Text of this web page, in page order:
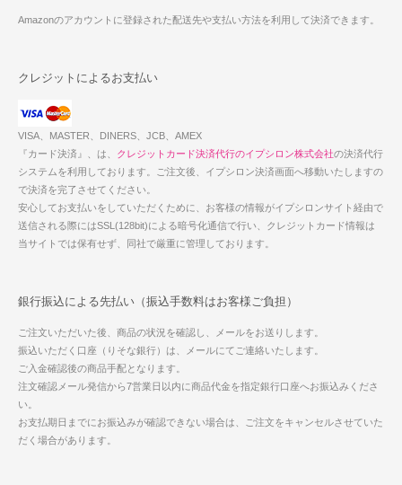
Amazonのアカウントに登録された配送先や支払い方法を利用して決済できます。
クレジットによるお支払い
VISA、MASTER、DINERS、JCB、AMEX
『カード決済』、は、 クレジットカード決済代行のイプシロン株式会社の決済代行
システムを利用しております。ご注文後、イプシロン決済画面へ移動いたしますの
で決済を完了させてください。
安心してお支払いをしていただくために、お客様の情報がイプシロンサイト経由で
送信される際にはSSL(128bit)による暗号化通信で行い、クレジットカード情報は
当サイトでは保有せず、同社で厳重に管理しております。
銀行振込による先払い（振込手数料はお客様ご負担）
ご注文いただいた後、商品の状況を確認し、メールをお送りします。
振込いただく口座（りそな銀行）は、メールにてご連絡いたします。
ご入金確認後の商品手配となります。
注文確認メール発信から7営業日以内に商品代金を指定銀行口座へお振込みくださ
い。
お支払期日までにお振込みが確認できない場合は、ご注文をキャンセルさせていた
だく場合があります。